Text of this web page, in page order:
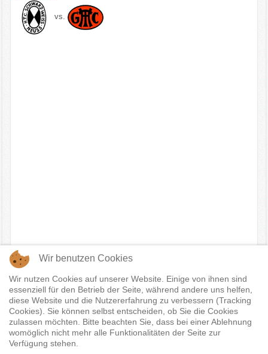
vs.
Wir benutzen Cookies
Wir nutzen Cookies auf unserer Website. Einige von ihnen sind
essenziell für den Betrieb der Seite, während andere uns helfen,
diese Website und die Nutzererfahrung zu verbessern (Tracking
Cookies). Sie können selbst entscheiden, ob Sie die Cookies
zulassen möchten. Bitte beachten Sie, dass bei einer Ablehnung
womöglich nicht mehr alle Funktionalitäten der Seite zur
Verfügung stehen.